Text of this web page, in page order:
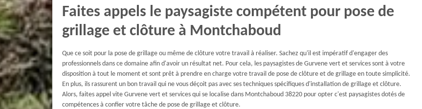
Faites appels le paysagiste compétent pour pose de
grillage et clôture à Montchaboud
Que ce soit pour la pose de grillage ou même de clôture votre travail à réaliser. Sachez qu'il est impératif d'engager des
professionnels dans ce domaine afin d'avoir un résultat net. Pour cela, les paysagistes de Gurvene vert et services sont à votre
disposition à tout le moment et sont prêt à prendre en charge votre travail de pose de clôture et de grillage en toute simplicité.
En plus, ils rassurent un bon travail qui ne vous déçoit pas avec ses techniques spécifiques d'installation de grillage et clôture.
Alors, faites appel vite Gurvene vert et services qui se localise dans Montchaboud 38220 pour opter c'est paysagistes dotés de
compétences à confier votre tâche de pose de grillage et clôture.